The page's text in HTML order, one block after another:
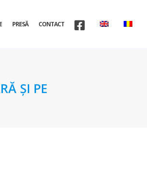
PRESĂ CONTACT
ŞI PE